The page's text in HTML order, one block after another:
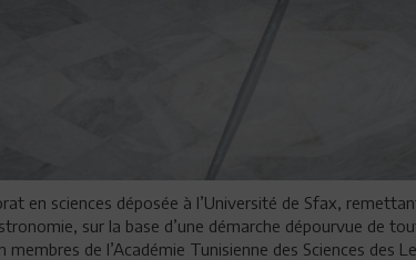
en sciences déposée à l’Université de Sfax,
sur la base d’une démarche dépourvue de
de l’Académie Tunisienne des Sciences des